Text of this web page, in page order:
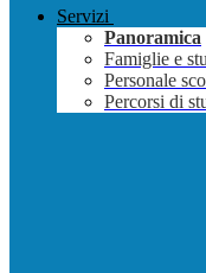
Servizi
Panoramica
Famiglie e
Personale
Percorsi di